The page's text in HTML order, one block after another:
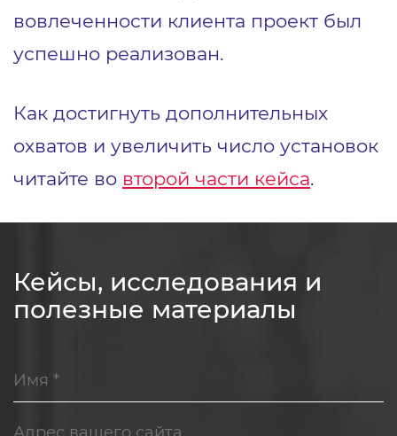
вовлеченности клиента проект был
успешно реализован.
Как достигнуть дополнительных
охватов и увеличить число установок
читайте во второй части кейса.
Кейсы, исследования и
полезные материалы